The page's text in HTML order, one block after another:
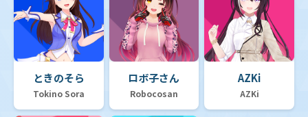
ときのそら
Tokino Sora
ロボ子さん
Robocosan
AZKi
AZKi